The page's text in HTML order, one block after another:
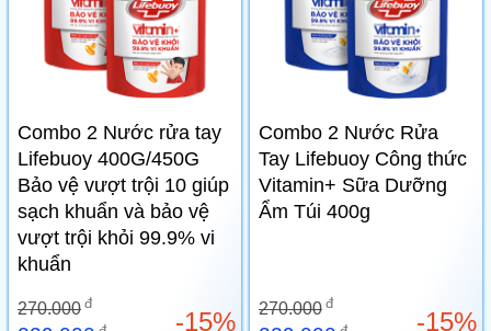
Combo 2 Nước rửa tay
Lifebuoy 400G/450G
Bảo vệ vượt trội 10 giúp
sạch khuẩn và bảo vệ
vượt trội khỏi 99.9% vi
khuẩn
270.000 đ
-15%
Combo 2 Nước Rửa
Tay Lifebuoy Công thức
Vitamin+ Sữa Dưỡng
Ẩm Túi 400g
270.000 đ
-15%